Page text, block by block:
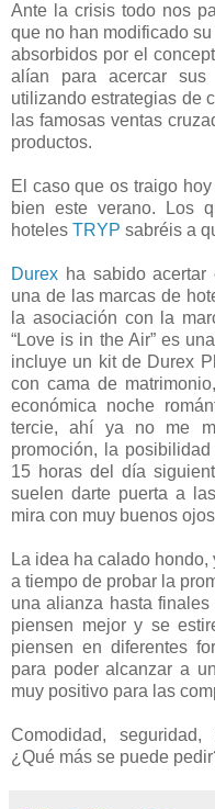
Ante la crisis todo nos
que no han modificado
absorbidos por el
alían para acercar
utilizando estrategias de
las famosas ventas
productos.
El caso que os traigo
bien este verano. Los
hoteles TRYP sabréis a
Durex ha sabido
una de las marcas de
la asociación con la
“Love is in the Air” es
incluye un kit de Durex
con cama de
económica noche
tercie, ahí ya no me
promoción, la
15 horas del día
suelen darte puerta a
mira con muy buenos
La idea ha calado
a tiempo de probar la
una alianza hasta
piensen mejor y se
piensen en diferentes
para poder alcanzar a
muy positivo para las
Comodidad,
¿Qué más se puede